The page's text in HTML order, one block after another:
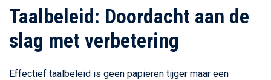
Taalbeleid: Doordacht aan de
slag met verbetering
Effectief taalbeleid is geen papieren tijger maar een